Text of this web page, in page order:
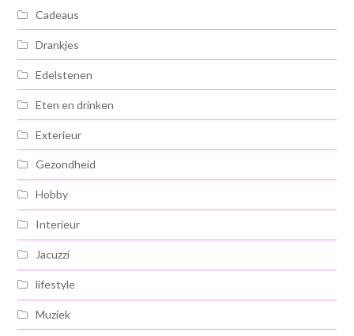
Cadeaus
Drankjes
Edelstenen
Eten en drinken
Exterieur
Gezondheid
Hobby
Interieur
Jacuzzi
lifestyle
Muziek